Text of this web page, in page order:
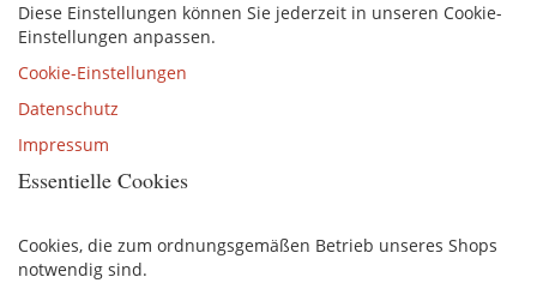
Diese Einstellungen können Sie jederzeit in unseren Cookie-
Einstellungen anpassen.
Cookie-Einstellungen
Datenschutz
Impressum
Essentielle Cookies
Cookies, die zum ordnungsgemäßen Betrieb unseres Shops
notwendig sind.